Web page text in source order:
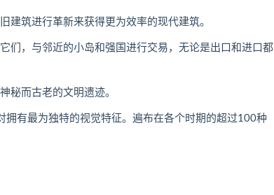
建筑进行革新来获得更为效率的现代建筑。
们，与邻近的小岛和强国进行交易，无论是出口和进口都
秘而古老的文明遗迹。
有最为独特的视觉特征。遍布在各个时期的超过100种